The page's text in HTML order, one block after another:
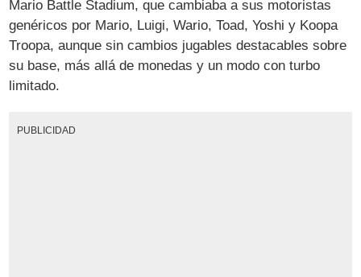
Mario Battle Stadium, que cambiaba a sus motoristas
genéricos por Mario, Luigi, Wario, Toad, Yoshi y Koopa
Troopa, aunque sin cambios jugables destacables sobre
su base, más allá de monedas y un modo con turbo
limitado.
PUBLICIDAD